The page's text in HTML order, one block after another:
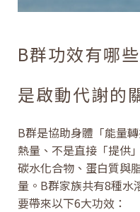
B群功效有哪
是啟動代謝的
B群是協助身體「能量
熱量、不是直接「提供
碳水化合物、蛋白質與
量。B群家族共有8種水
要帶來以下6大功效：